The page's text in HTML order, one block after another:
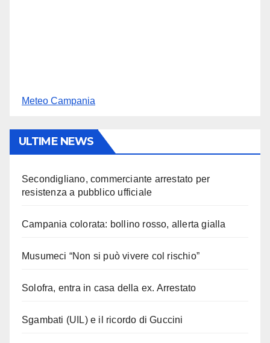
Meteo Campania
ULTIME NEWS
Secondigliano, commerciante arrestato per
resistenza a pubblico ufficiale
Campania colorata: bollino rosso, allerta gialla
Musumeci “Non si può vivere col rischio”
Solofra, entra in casa della ex. Arrestato
Sgambati (UIL) e il ricordo di Guccini